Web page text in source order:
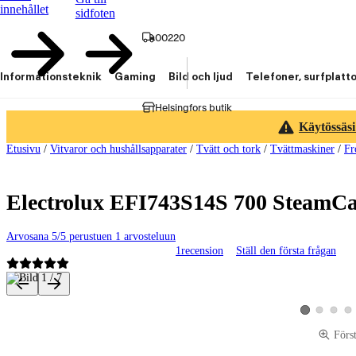
innehållet
sidfoten
00220
Helsingfors butik
Informationsteknik Gaming Bild och ljud Telefoner,
Etusivu / Vitvaror och hushållsapparater / Tvätt och tork / Tvättmaskiner /
Electrolux EFI743S14S 700
Arvosana 5/5 perustuen 1 arvosteluun
1recension Ställ den första frågan
Produktbilder och videor
VisaVisa Visa